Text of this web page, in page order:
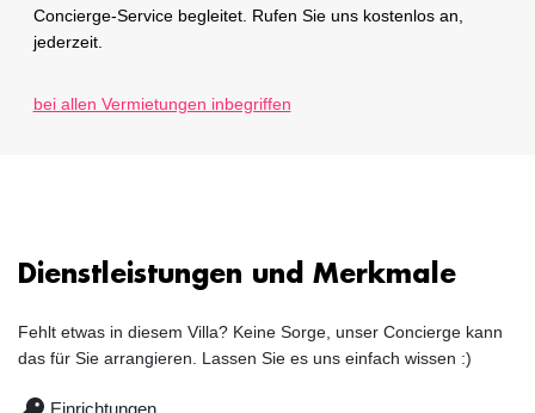
Concierge-Service begleitet. Rufen Sie uns kostenlos an,
jederzeit.
bei allen Vermietungen inbegriffen
Dienstleistungen und Merkmale
Fehlt etwas in diesem Villa? Keine Sorge, unser Concierge kann
das für Sie arrangieren. Lassen Sie es uns einfach wissen :)
Einrichtungen